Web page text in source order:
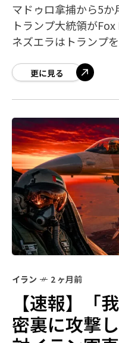
マドゥロ拿捕から5
トランプ大統領が
ネズエラはトランプ
然的帰結。トランプ大
更に見る
イラン 2 ヶ月前
【速報】「
密裏に攻撃